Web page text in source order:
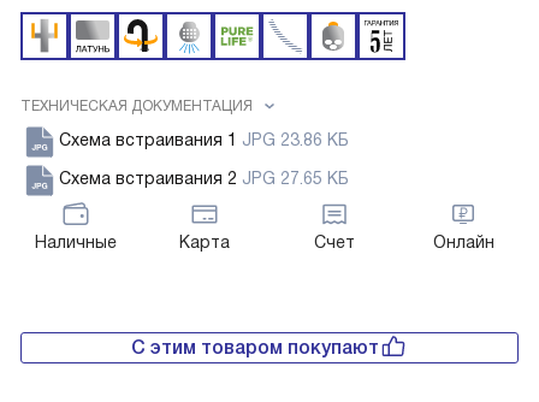
ТЕХНИЧЕСКАЯ ДОКУМЕНТАЦИЯ
Схема встраивания 1 JPG 23.86 КБ
Схема встраивания 2 JPG 27.65 КБ
Наличные Карта Счет Онлайн
С этим товаром покупают